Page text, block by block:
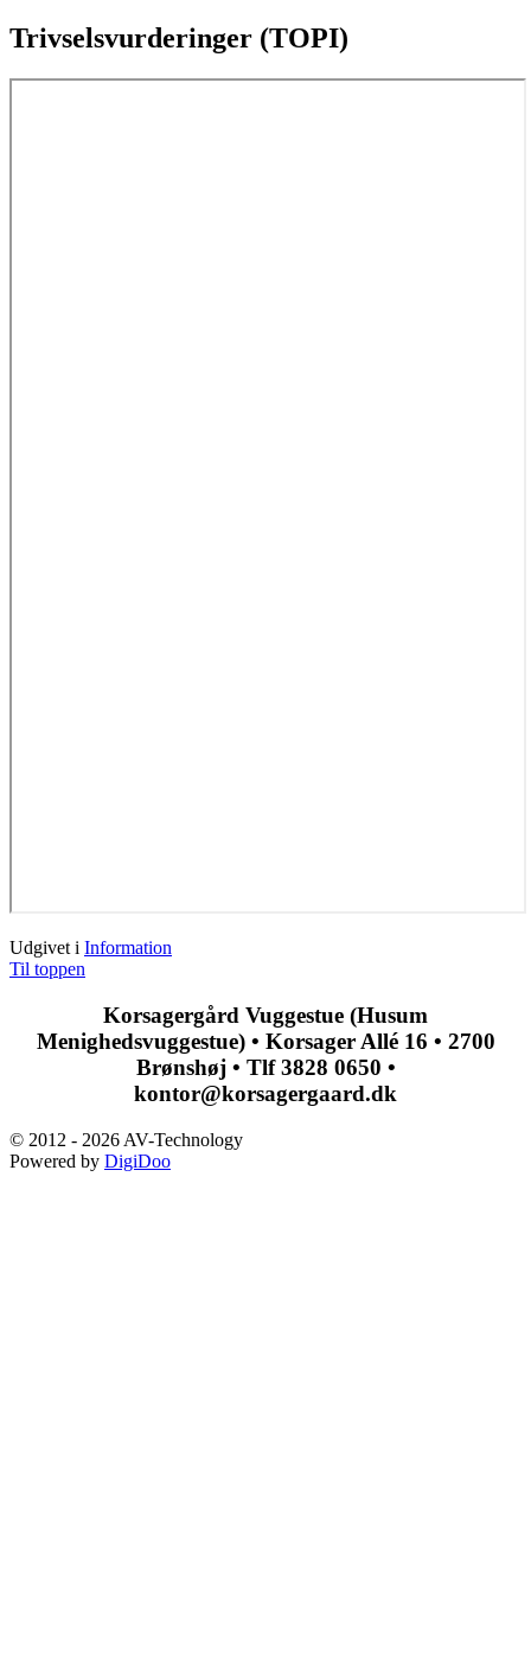
Trivselsvurderinger (TOPI)
Udgivet i Information
Til toppen
Korsagergård Vuggestue (Husum
Menighedsvuggestue) • Korsager Allé 16 • 2700
Brønshøj • Tlf 3828 0650 •
kontor@korsagergaard.dk
© 2012 - 2026 AV-Technology
Powered by DigiDoo